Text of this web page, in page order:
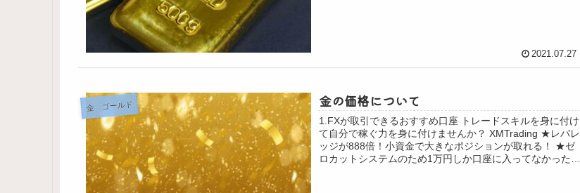
2021.07.27
金 ゴールド 金の価格について
1.FXが取引できるおすすめ口座 トレードスキルを身に付け
て自分で稼ぐ力を身に付けませんか？ XMTrading ★レバレ
ッジが888倍！小資金で大きなポジションが取れる！ ★ゼ
ロカットシステムのため1万円しか口座に入ってなかったら